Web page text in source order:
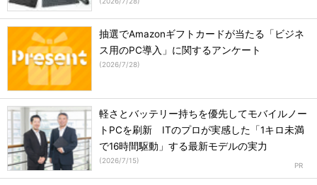
抽選でAmazonギフトカードが当たる「ビジネ
ス用のPC導入」に関するアンケート
(2026/7/28)
軽さとバッテリー持ちを優先してモバイルノー
トPCを刷新 ITのプロが実感した「1キロ未満
で16時間駆動」する最新モデルの実力
(2026/7/15)